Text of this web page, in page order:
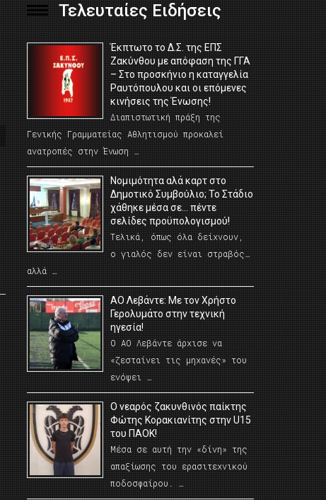
Τελευταίες Ειδήσεις
Έκπτωτο το Δ.Σ. της ΕΠΣ
Ζακύνθου με απόφαση της ΓΓΑ
– Στο προσκήνιο η καταγγελία
Ραυτόπουλου και οι επόμενες
κινήσεις της Ένωσης!
Διαπιστωτική πράξη της
Γενικής Γραμματείας Αθλητισμού προκαλεί
ανατροπές στην Ένωση …
Νομιμότητα αλά καρτ στο
Δημοτικό Συμβούλιο; Το Στάδιο
χάθηκε μέσα σε… πέντε
σελίδες προϋπολογισμού!
Τελικά, όπως όλα δείχνουν,
ο γιαλός δεν είναι στραβός…
αλλά …
ΑΟ Λεβάντε: Με τον Χρήστο
Γερολυμάτο στην τεχνική
ηγεσία!
Ο ΑΟ Λεβάντε άρχισε να
«ζεσταίνει τις μηχανές» του
ενόψει …
O νεαρός ζακυνθινός παίκτης
Φώτης Κορακιανίτης στην U15
του ΠΑΟΚ!
Μέσα σε αυτή την «δίνη» της
απαξίωσης του ερασιτεχνικού
ποδοσφαίρου. …